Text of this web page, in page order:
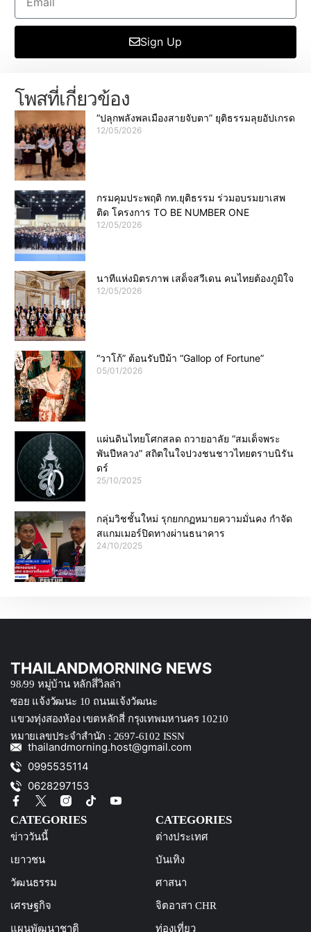
Sign Up
โพสที่เกี่ยวข้อง
“ปลุกพลังพลเมืองสายจับตา” ยุติธรรมลุยอัปเกรด
12/05/2026
กรมคุมประพฤติ กท.ยุติธรรม ร่วมอบรมยาเสพ
ติด โครงการ TO BE NUMBER ONE
12/05/2026
นาทีแห่งมิตรภาพ เสด็จสวีเดน คนไทยต้องภูมิใจ
12/05/2026
“วาโก้” ต้อนรับปีม้า “Gallop of Fortune”
05/01/2026
แผ่นดินไทยโศกสลด ถวายอาลัย “สมเด็จพระ
พันปีหลวง” สถิตในใจปวงชนชาวไทยตราบนิรัน
ดร์
25/10/2025
กลุ่มวิชชั้นใหม่ รุกยกกฏหมายความมั่นคง กำจัด
สแกมเมอร์ปิดทางผ่านธนาคาร
24/10/2025
THAILANDMORNING NEWS
98/99 หมู่บ้าน หลักสึ่วิลล่า
ซอย แจ้งวัฒนะ 10 ถนนแจ้งวัฒนะ
แขวงทุ่งสองห้อง เขตหลักสี่ กรุงเทพมหานคร 10210
หมายเลขประจำสำนัก : 2697-6102 ISSN
thailandmorning.host@gmail.com
0995535114
0628297153
CATEGORIES
ข่าววันนี้
เยาวชน
วัฒนธรรม
เศรษฐกิจ
แผนพัฒนาชาติ
CATEGORIES
ต่างประเทศ
บันเทิง
ศาสนา
จิตอาสา CHR
ท่องเที่ยว